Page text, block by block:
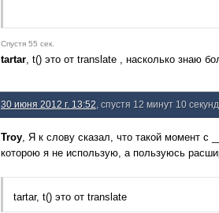
Спустя 55 сек.
tartar, t() это от translate , насколько знаю
30 июня 2012 г. 13:52 , спустя 12 минут 10 секунд
Troy, Я к слову сказал, что такой момент с
которою я не использую, а пользуюсь
tartar, t() это от translate